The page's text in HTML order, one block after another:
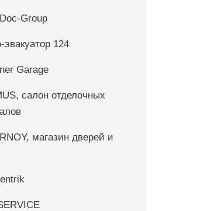
Group
эвакуатор 124
Garage
салон отделочных
магазин дверей и